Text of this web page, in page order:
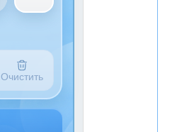
Очистить